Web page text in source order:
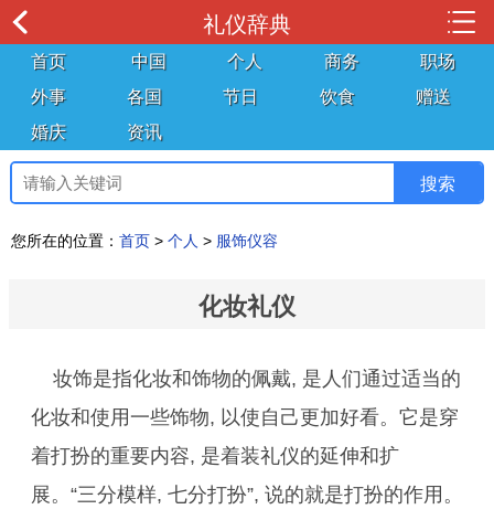
礼仪辞典
首页 中国 个人 商务
职场
外事
各国 节日 饮食
赠送
婚庆
资讯
您所在的位置： 首页 > 个人 > 服饰仪容
化妆礼仪
妆饰是指化妆和饰物的佩戴, 是人们通过适当的
化妆和使用一些饰物, 以使自己更加好看。它是穿
着打扮的重要内容, 是着装礼仪的延伸和扩
展。“三分模样, 七分打扮”, 说的就是打扮的作用。